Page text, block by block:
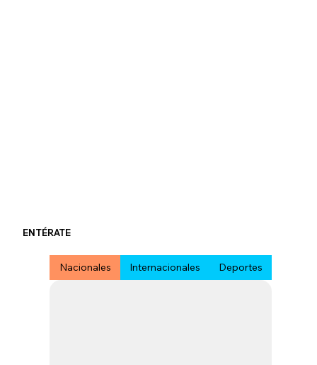
ENTÉRATE
Nacionales Internacionales Deportes